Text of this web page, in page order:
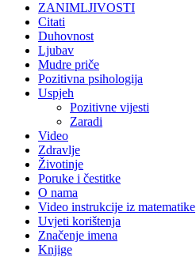
ZANIMLJIVOSTI
Citati
Duhovnost
Ljubav
Mudre priče
Pozitivna psihologija
Uspjeh
Pozitivne vijesti
Zaradi
Video
Zdravlje
Životinje
Poruke i čestitke
O nama
Video instrukcije iz matematike
Uvjeti korištenja
Značenje imena
Knjige